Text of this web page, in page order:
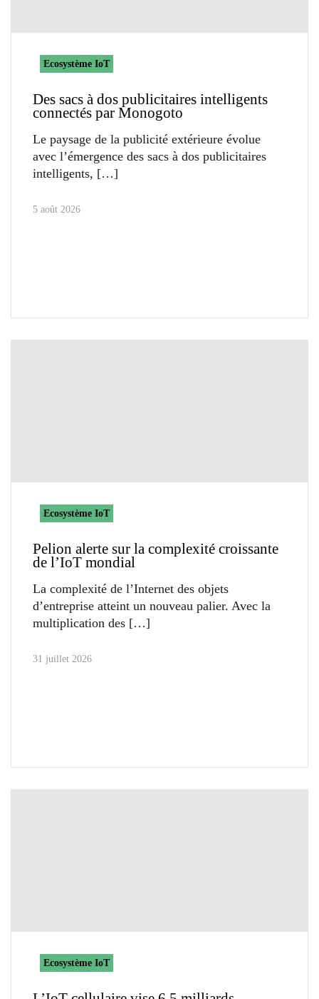
Ecosystème IoT
Des sacs à dos publicitaires intelligents
connectés par Monogoto
Le paysage de la publicité extérieure évolue
avec l’émergence des sacs à dos publicitaires
intelligents,
5 août 2026
Ecosystème IoT
Pelion alerte sur la complexité croissante
de l’IoT mondial
La complexité de l’Internet des objets
d’entreprise atteint un nouveau palier. Avec la
multiplication des
31 juillet 2026
Ecosystème IoT